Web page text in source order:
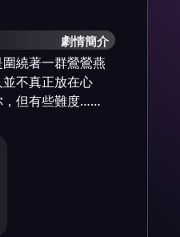
劇情簡介
繞著一群鶯鶯燕
不真正放在心
，但有些難度……